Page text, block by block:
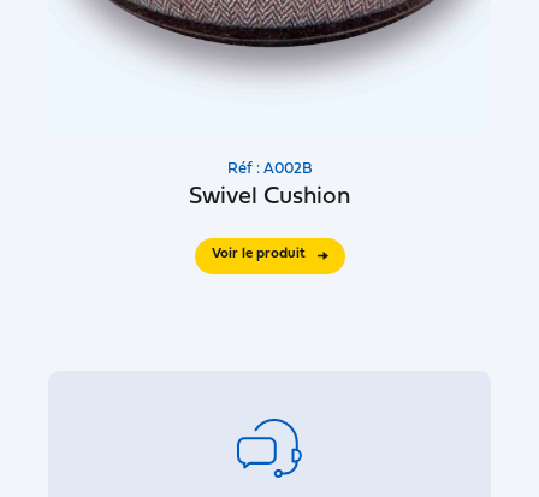
Réf : A002B
Swivel Cushion
Voir le produit